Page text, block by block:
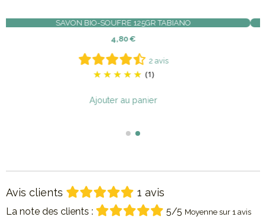
SAVON BIO-SOUFRE 125GR
Avis clients 1 avis
La note des clients : 5/5 Moyenne sur 1 avis